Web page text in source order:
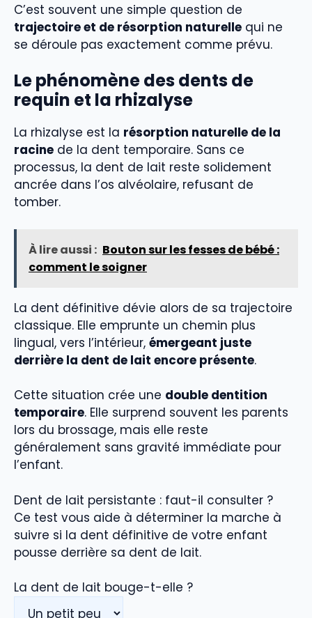
C’est souvent une simple question de
trajectoire et de résorption naturelle qui ne
se déroule pas exactement comme prévu.
Le phénomène des dents de
requin et la rhizalyse
La rhizalyse est la résorption naturelle de la
racine de la dent temporaire. Sans ce
processus, la dent de lait reste solidement
ancrée dans l’os alvéolaire, refusant de
tomber.
À lire aussi : Bouton sur les fesses de bébé :
comment le soigner
La dent définitive dévie alors de sa trajectoire
classique. Elle emprunte un chemin plus
lingual, vers l’intérieur, émergeant juste
derrière la dent de lait encore présente.
Cette situation crée une double dentition
temporaire. Elle surprend souvent les parents
lors du brossage, mais elle reste
généralement sans gravité immédiate pour
l’enfant.
Dent de lait persistante : faut-il consulter ?
Ce test vous aide à déterminer la marche à
suivre si la dent définitive de votre enfant
pousse derrière sa dent de lait.
La dent de lait bouge-t-elle ?